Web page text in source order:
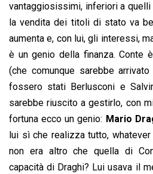
vantaggiosissimi, inferiori a
la vendita dei titoli di stato va
aumenta e, con lui, gli interessi,
è un genio della finanza. Conte
(che comunque sarebbe
fossero stati Berlusconi e
sarebbe riuscito a gestirlo, con
fortuna ecco un genio: Mario
lui sì che realizza tutto, whatever
non era altro che quella di
capacità di Draghi? Lui usava il